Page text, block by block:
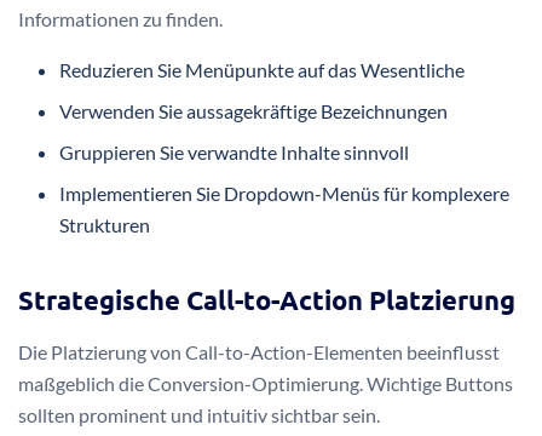
Informationen zu finden.
Reduzieren Sie Menüpunkte auf das Wesentliche
Verwenden Sie aussagekräftige Bezeichnungen
Gruppieren Sie verwandte Inhalte sinnvoll
Implementieren Sie Dropdown-Menüs für komplexere
Strukturen
Strategische Call-to-Action Platzierung
Die Platzierung von Call-to-Action-Elementen beeinflusst
maßgeblich die Conversion-Optimierung. Wichtige Buttons
sollten prominent und intuitiv sichtbar sein.